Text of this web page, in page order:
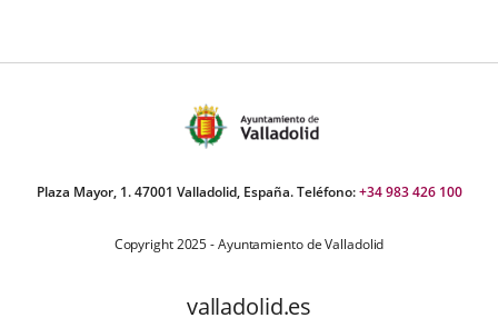
Plaza Mayor, 1. 47001 Valladolid, España. Teléfono:+34 983 426 100
Copyright 2025 - Ayuntamiento de Valladolid
valladolid.es